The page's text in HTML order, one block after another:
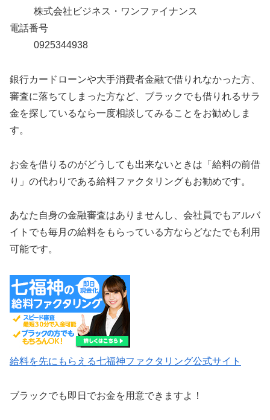
株式会社ビジネス・ワンファイナンス
電話番号
0925344938
銀行カードローンや大手消費者金融で借りれなかった方、
審査に落ちてしまった方など、ブラックでも借りれるサラ
金を探しているなら一度相談してみることをお勧めしま
す。
お金を借りるのがどうしても出来ないときは「給料の前借
り」の代わりである給料ファクタリングもお勧めです。
あなた自身の金融審査はありませんし、会社員でもアルバ
イトでも毎月の給料をもらっている方ならどなたでも利用
可能です。
給料を先にもらえる七福神ファクタリング公式サイト
ブラックでも即日でお金を用意できますよ！